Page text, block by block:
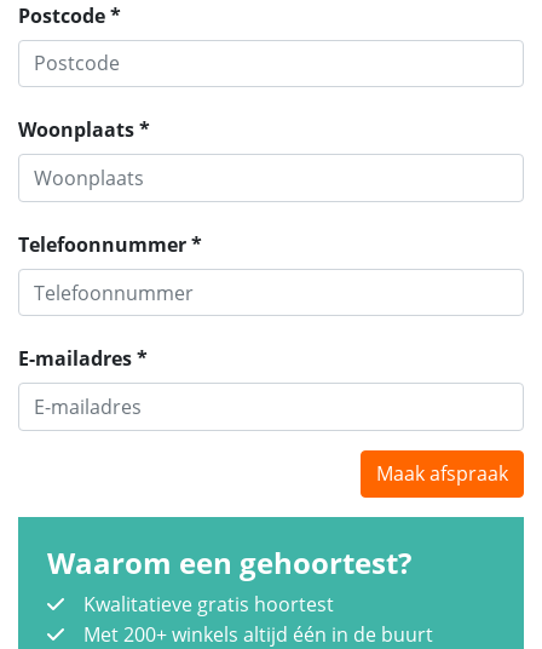
Postcode *
Woonplaats *
Telefoonnummer *
E-mailadres *
Maak afspraak
Waarom een gehoortest?
Kwalitatieve gratis hoortest
Met 200+ winkels altijd één in de buurt